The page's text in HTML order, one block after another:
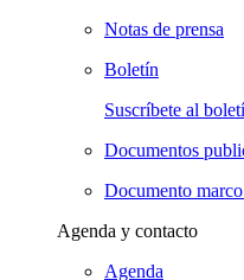
Notas de prensa
Boletín
Suscríbete al
Documentos
Documento
Agenda y contacto
Agenda